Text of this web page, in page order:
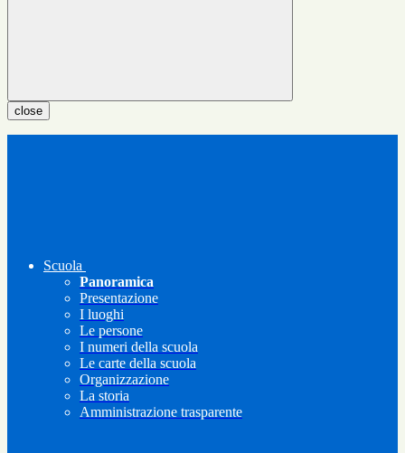
close
Scuola
Panoramica
Presentazione
I luoghi
Le persone
I numeri della scuola
Le carte della scuola
Organizzazione
La storia
Amministrazione trasparente